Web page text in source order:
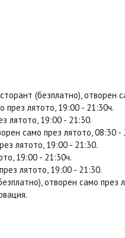
(безплатно), отворен
през лятото, 19:00 - 21:30ч.
лятото, 19:00 - 21:30.
само през лятото, 08:30 -
лятото, 19:00 - 21:30.
19:00 - 21:30ч.
лятото, 19:00 - 21:30.
отворен само през